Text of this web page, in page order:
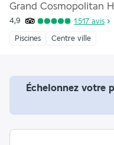
Grand Cosmopolitan
4,9 1 517 avis
Piscines Centre ville
Échelonnez votre